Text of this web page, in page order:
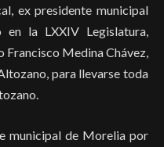
ex presidente municipal
la LXXIV Legislatura,
Medina Chávez,
para llevarse toda
municipal de Morelia por